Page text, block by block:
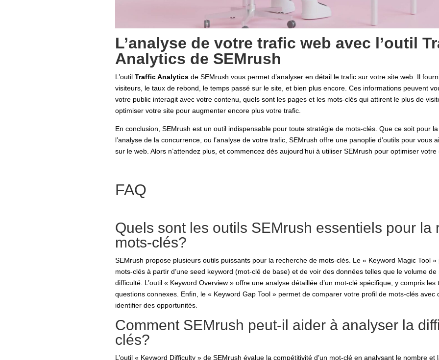
L’analyse de votre trafic web avec l’outil
Analytics de SEMrush
L’outilTraffic Analytics de SEMrush vous permet d’analyser en détail le trafic sur votre site web. Il
visiteurs, le taux de rebond, le temps passé sur le site, et bien plus encore. Ces informations peuvent
votre public interagit avec votre contenu, quels sont les pages et les mots-clés qui attirent le plus de
optimiser votre site pour augmenter encore plus votre trafic.
En conclusion, SEMrush est un outil indispensable pour toute stratégie de mots-clés. Que ce soit pour
l’analyse de la concurrence, ou l’analyse de votre trafic, SEMrush offre une panoplie d’outils pour vous
sur le web. Alors n’attendez plus, et commencez dès aujourd’hui à utiliser SEMrush pour optimiser
FAQ
Quels sont les outils SEMrush essentiels pour la
mots-clés?
SEMrush propose plusieurs outils puissants pour la recherche de mots-clés. Le « Keyword Magic Tool »
mots-clés à partir d’une seed keyword (mot-clé de base) et de voir des données telles que le volume
difficulté. L’outil « Keyword Overview » offre une analyse détaillée d’un mot-clé spécifique, y compris
questions connexes. Enfin, le « Keyword Gap Tool » permet de comparer votre profil de mots-clés avec
identifier des opportunités.
Comment SEMrush peut-il aider à analyser la
clés?
L’outil « Keyword Difficulty » de SEMrush évalue la compétitivité d’un mot-clé en analysant le nombre